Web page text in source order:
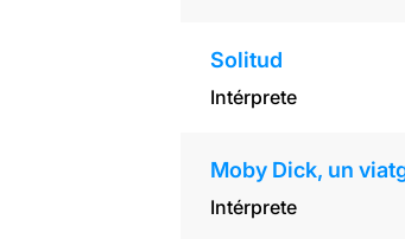
Solitud
Intérprete
Moby Dick, un
Intérprete